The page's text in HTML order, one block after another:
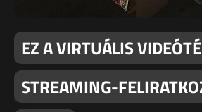
EZ A VIRTUÁLIS
STREAMING-